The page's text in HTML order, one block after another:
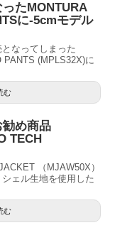
たMONTURA
に-5cmモデル
なってしまった
PANTS (MPLS32X)に
む
め商品
TECH
（MJAW50X）
ェル生地を使用した
む